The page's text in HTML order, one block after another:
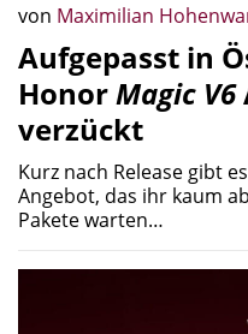
von Maximilian
Aufgepasst in
HonorMagic V6
verzückt
Kurz nach Release gibt
Angebot, das ihr kaum
Pakete warten…